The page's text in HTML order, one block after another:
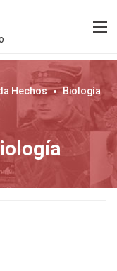
Hechos Biología